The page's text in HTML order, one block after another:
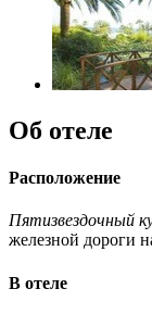
Об отеле
Расположение
Пятизвездочный
железной дороги
В отеле